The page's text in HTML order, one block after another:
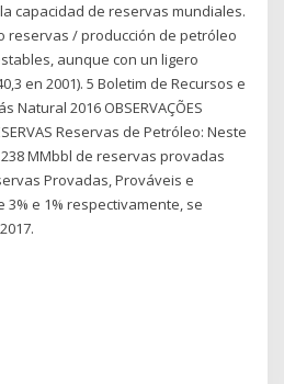
capacidad de reservas mundiales.
reservas / producción de petróleo
aunque con un ligero
en 2001). 5 Boletim de Recursos e
Natural 2016 OBSERVAÇÕES
Reservas de Petróleo: Neste
MMbbl de reservas provadas
Provadas, Prováveis e
3% e 1% respectivamente, se